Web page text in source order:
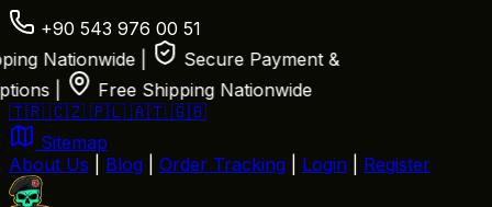
+90 543 976 00 51
Nationwide |
Secure Payment &
|
Free Shipping Nationwide
🇹🇷 🇨🇿 🇵🇱 🇦🇹 🇬🇧
Sitemap
About Us
Blog Order Tracking Login Register